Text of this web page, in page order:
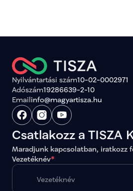
Nyilvántartási szám10-02-0002971
Adószám19286639-2-10
Emailinfo@magyartisza.hu
Csatlakozz a TISZA
Maradjunk kapcsolatban, iratkozz
Vezetéknév*